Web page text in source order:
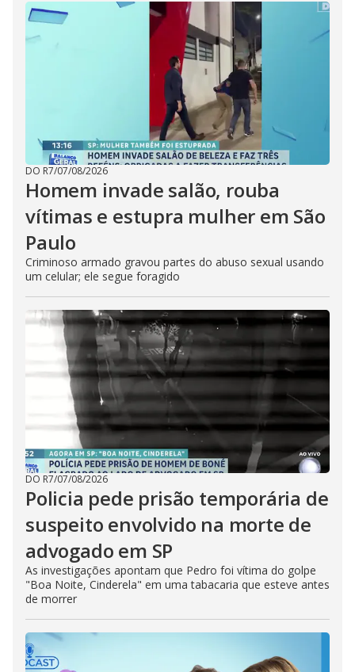
DO R7/07/08/2026
Homem invade salão, rouba
vítimas e estupra mulher em São
Paulo
Criminoso armado gravou partes do abuso sexual usando
um celular; ele segue foragido
DO R7/07/08/2026
Policia pede prisão temporária de
suspeito envolvido na morte de
advogado em SP
As investigações apontam que Pedro foi vítima do golpe
"Boa Noite, Cinderela" em uma tabacaria que esteve antes
de morrer